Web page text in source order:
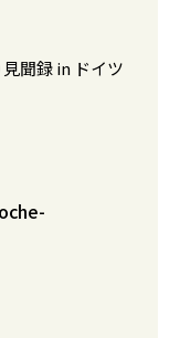
聞録 in ドイツ